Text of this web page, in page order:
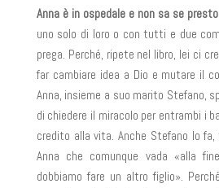
Anna è in ospedale e non sa se
uno solo di loro o con tutti e due
prega. Perché, ripete nel libro, lei ci
far cambiare idea a Dio e mutare il
Anna, insieme a suo marito Stefano,
di chiedere il miracolo per entrambi i
credito alla vita. Anche Stefano lo
Anna che comunque vada «alla
dobbiamo fare un altro figlio».